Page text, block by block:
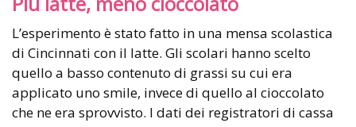
L’esperimento è stato fatto in una mensa scolastica
di Cincinnati con il latte. Gli scolari hanno scelto
quello a basso contenuto di grassi su cui era
applicato uno smile, invece di quello al cioccolato
che ne era sprovvisto. I dati dei registratori di cassa